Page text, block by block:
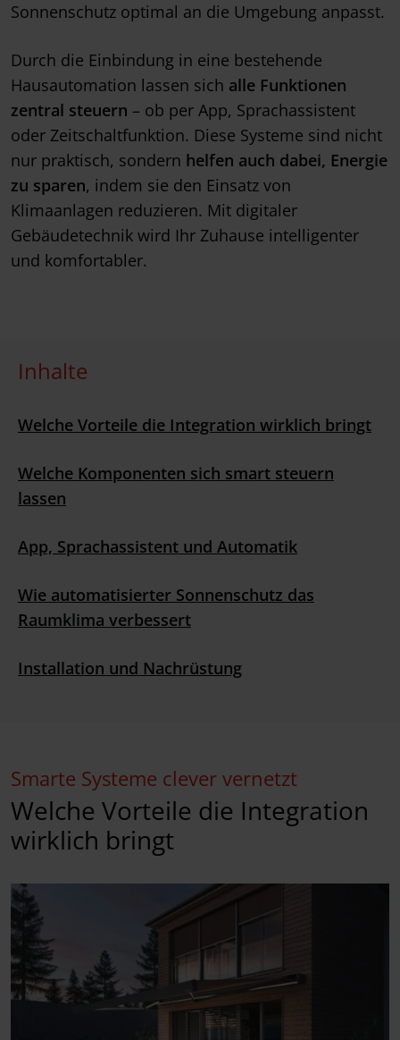
Sonnenschutz optimal an die Umgebung anpasst.
Durch die Einbindung in eine bestehende
Hausautomation lassen sich alle Funktionen
zentral steuern – ob per App, Sprachassistent
oder Zeitschaltfunktion. Diese Systeme sind nicht
nur praktisch, sondern helfen auch dabei, Energie
zu sparen, indem sie den Einsatz von
Klimaanlagen reduzieren. Mit digitaler
Gebäudetechnik wird Ihr Zuhause intelligenter
und komfortabler.
Inhalte
Welche Vorteile die Integration wirklich bringt
Welche Komponenten sich smart steuern
lassen
App, Sprachassistent und Automatik
Wie automatisierter Sonnenschutz das
Raumklima verbessert
Installation und Nachrüstung
Smarte Systeme clever vernetzt
Welche Vorteile die Integration
wirklich bringt